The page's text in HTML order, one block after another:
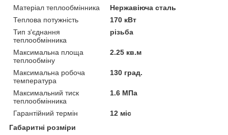
Матеріал теплообмінника
Нержавіюча сталь
Теплова потужність
170 кВт
Тип з'єднання
теплообмінника
різьба
Максимальна площа
теплообміну
2.25 кв.м
Максимальна робоча
температура
130 град.
Максимальний тиск
теплообмінника
1.6 МПа
Гарантійний термін
12 міс
Габаритні розміри